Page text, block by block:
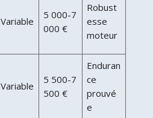
Variable
5 000-7
000 €
Robust
esse
moteur
Variable
5 500-7
500 €
Enduran
ce
prouvé
e